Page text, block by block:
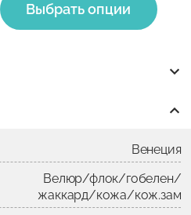
Выбрать опции
Венеция
Велюр/флок/гобелен/
жаккард/кожа/кож.зам